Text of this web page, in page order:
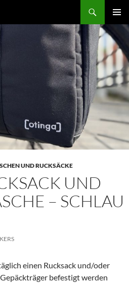
MENÜ
UND RUCKSÄCKE
UND
– SCHLAU
einen Rucksack und/oder
befestigt werden